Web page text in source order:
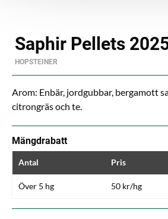
Saphir Pellets
HOPSTEINER
Arom: Enbär, jordgubbar, bergamott
citrongräs och te.
Mängdrabatt
Antal Pris
Över 5 hg 50 kr/hg